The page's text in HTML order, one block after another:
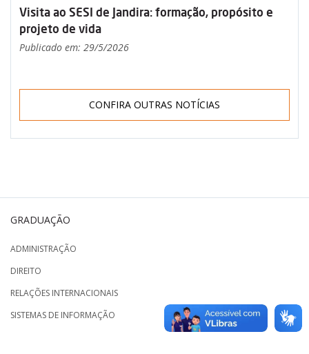
Visita ao SESI de Jandira: formação, propósito e
projeto de vida
Publicado em: 29/5/2026
CONFIRA OUTRAS NOTÍCIAS
GRADUAÇÃO
ADMINISTRAÇÃO
DIREITO
RELAÇÕES INTERNACIONAIS
SISTEMAS DE INFORMAÇÃO